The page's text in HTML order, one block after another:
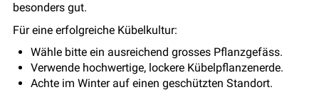
besonders gut.
Für eine erfolgreiche Kübelkultur:
Wähle bitte ein ausreichend grosses Pflanzgefäss.
Verwende hochwertige, lockere Kübelpflanzenerde.
Achte im Winter auf einen geschützten Standort.